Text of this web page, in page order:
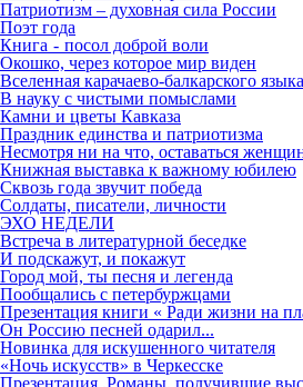
Патриотизм – духовная сила России
Поэт года
Книга - посол доброй воли
Окошко, через которое мир виден
Вселенная карачаево-балкарского языка
В науку с чистыми помыслами
Камни и цветы Кавказа
Праздник единства и патриотизма
Несмотря ни на что, оставаться
Книжная выставка к важному юбилею
Сквозь года звучит победа
Солдаты, писатели, личности
ЭХО НЕДЕЛИ
Встреча в литературной беседке
И подскажут, и покажут
Город мой, ты песня и легенда
Пообщались с петербуржцами
Презентация книги « Ради жизни на
Он Россию песней одарил...
Новинка для искушенного читателя
«Ночь искусств» в Черкесске
Презентация .Романы, получившие